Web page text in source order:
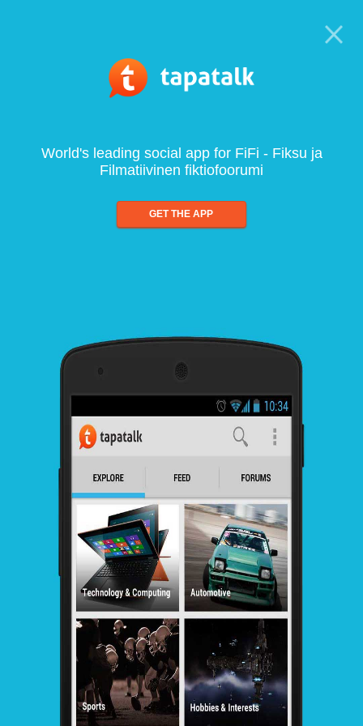
World's leading social app for FiFi - Fiksu ja
Filmatiivinen fiktiofoorumi
GET THE APP